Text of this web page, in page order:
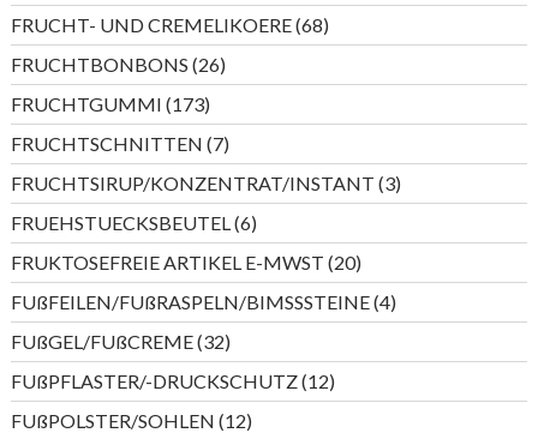
Produkte
FRUCHT- UND CREMELIKOERE 6868
Produkte
FRUCHTBONBONS 2626
Produkte
FRUCHTGUMMI 173173
Produkte
FRUCHTSCHNITTEN 77
Produkte
FRUCHTSIRUP/KONZENTRAT/INSTANT 33
Produkte
FRUEHSTUECKSBEUTEL 66
Produkte
FRUKTOSEFREIE ARTIKEL E-MWST 2020
Produkte
FUßFEILEN/FUßRASPELN/BIMSSSTEINE 44
Produkte
FUßGEL/FUßCREME 3232
Produkte
FUßPFLASTER/-DRUCKSCHUTZ 1212
Produkte
FUßPOLSTER/SOHLEN 1212